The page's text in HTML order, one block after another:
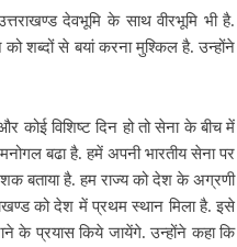
देवभूमि के साथ वीरभूमि भी है.
को शब्दों से बयां करना मुश्किल है. उन्होंने
कोई विशिष्ट दिन हो तो सेना के बीच में
बढा है. हमें अपनी भारतीय सेना पर
बताया है. हम राज्य को देश के अग्रणी
को देश में प्रथम स्थान मिला है. इसे
के प्रयास किये जायेंगे. उन्होंने कहा कि